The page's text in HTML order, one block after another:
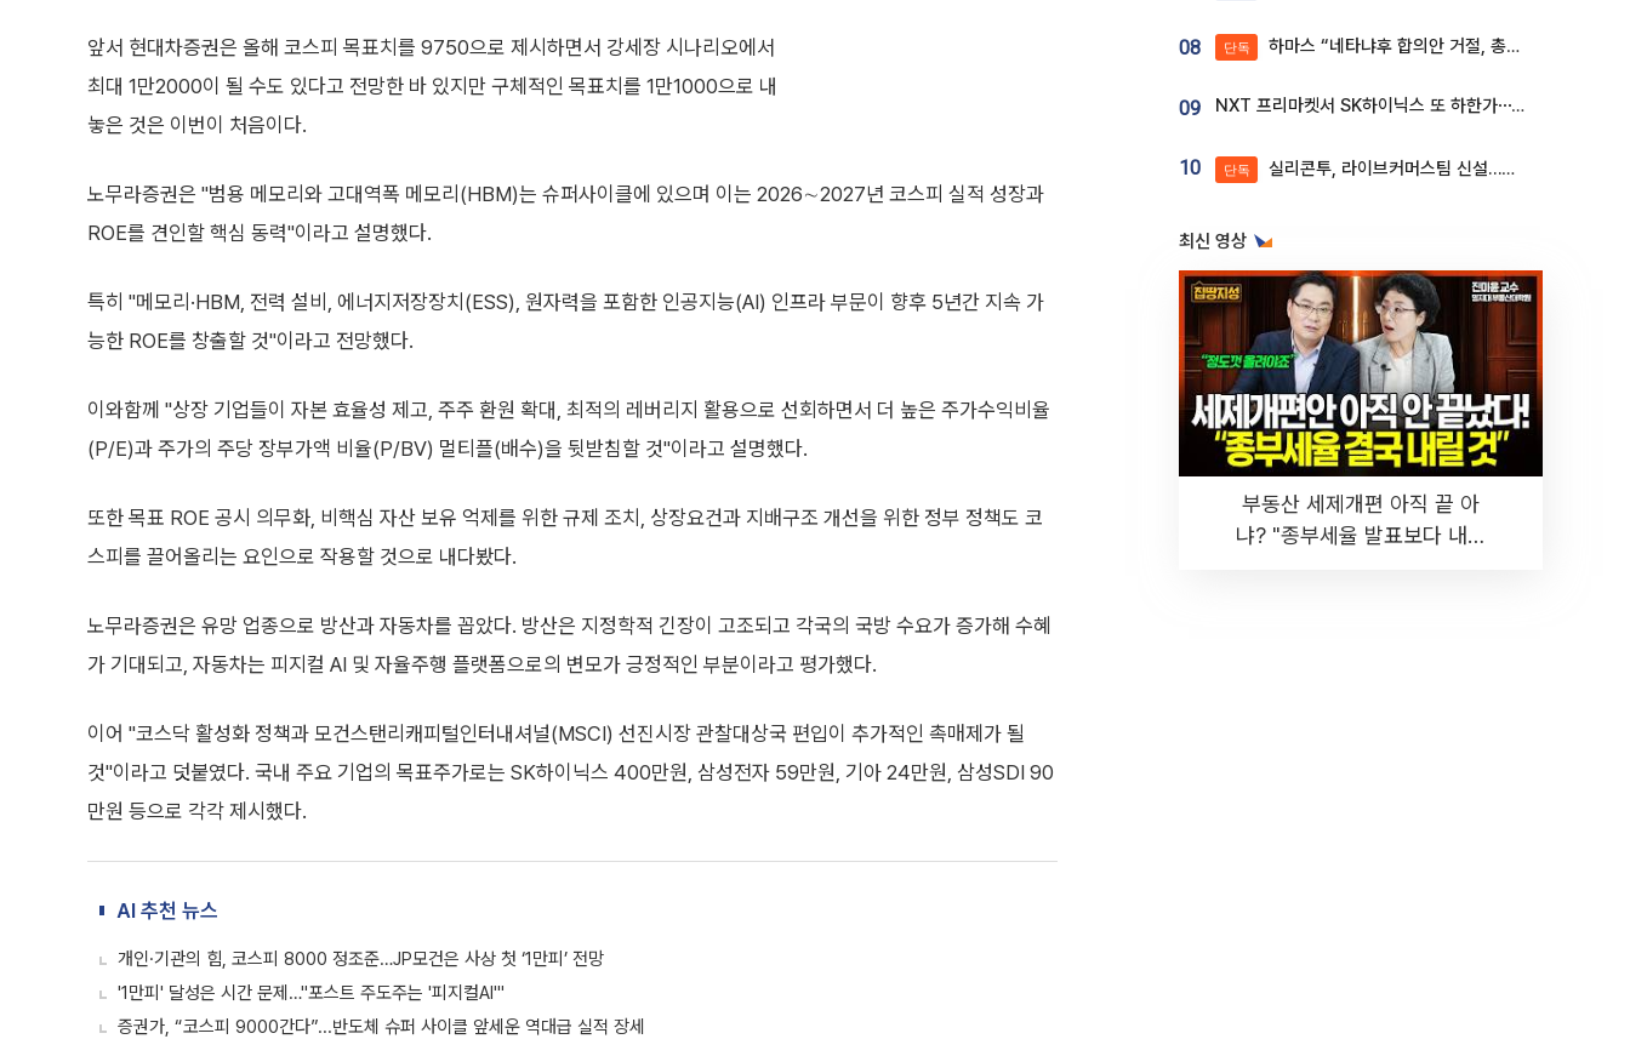
앞서 현대차증권은 올해 코스피 목표치를 9750으로 제시하면서 강세장 시나리오에서
최대 1만2000이 될 수도 있다고 전망한 바 있지만 구체적인 목표치를 1만1000으로 내
놓은 것은 이번이 처음이다.
노무라증권은 "범용 메모리와 고대역폭 메모리(HBM)는 슈퍼사이클에 있으며 이는 2026∼2027년 코스피 실적 성장과
ROE를 견인할 핵심 동력"이라고 설명했다.
특히 "메모리·HBM, 전력 설비, 에너지저장장치(ESS), 원자력을 포함한 인공지능(AI) 인프라 부문이 향후 5년간 지속 가
능한 ROE를 창출할 것"이라고 전망했다.
이와함께 "상장 기업들이 자본 효율성 제고, 주주 환원 확대, 최적의 레버리지 활용으로 선회하면서 더 높은 주가수익비율
(P/E)과 주가의 주당 장부가액 비율(P/BV) 멀티플(배수)을 뒷받침할 것"이라고 설명했다.
또한 목표 ROE 공시 의무화, 비핵심 자산 보유 억제를 위한 규제 조치, 상장요건과 지배구조 개선을 위한 정부 정책도 코
스피를 끌어올리는 요인으로 작용할 것으로 내다봤다.
노무라증권은 유망 업종으로 방산과 자동차를 꼽았다. 방산은 지정학적 긴장이 고조되고 각국의 국방 수요가 증가해 수혜
가 기대되고, 자동차는 피지컬 AI 및 자율주행 플랫폼으로의 변모가 긍정적인 부분이라고 평가했다.
이어 "코스닥 활성화 정책과 모건스탠리캐피털인터내셔널(MSCI) 선진시장 관찰대상국 편입이 추가적인 촉매제가 될
것"이라고 덧붙였다. 국내 주요 기업의 목표주가로는 SK하이닉스 400만원, 삼성전자 59만원, 기아 24만원, 삼성SDI 90
만원 등으로 각각 제시했다.
AI 추천 뉴스
개인·기관의 힘, 코스피 8000 정조준…JP모건은 사상 첫 ‘1만피’ 전망
'1만피' 달성은 시간 문제…"포스트 주도주는 '피지컬AI'"
증권가, “코스피 9000간다”...반도체 슈퍼 사이클 앞세운 역대급 실적 장세
08 단독 하마스 “네타냐후 합의안 거절, 총선 앞두고 시간 끌기”
09 NXT 프리마켓서 SK하이닉스 또 하한가⋯‘11주 거래’에 시초가 왜곡
10 단독 실리콘투, 라이브커머스팀 신설…K뷰티 ‘글로벌 판매망’ 확대[K뷰티 라방戰]
최신 영상
부동산 세제개편 아직 끝 아
냐? "종부세율 발표보다 내릴